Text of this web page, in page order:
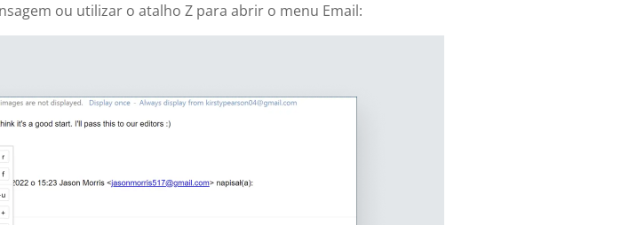
ou utilizar o atalho Z para abrir o menu Email: